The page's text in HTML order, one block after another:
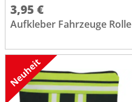
3,95 €
Aufkleber Fahrzeuge Rolle